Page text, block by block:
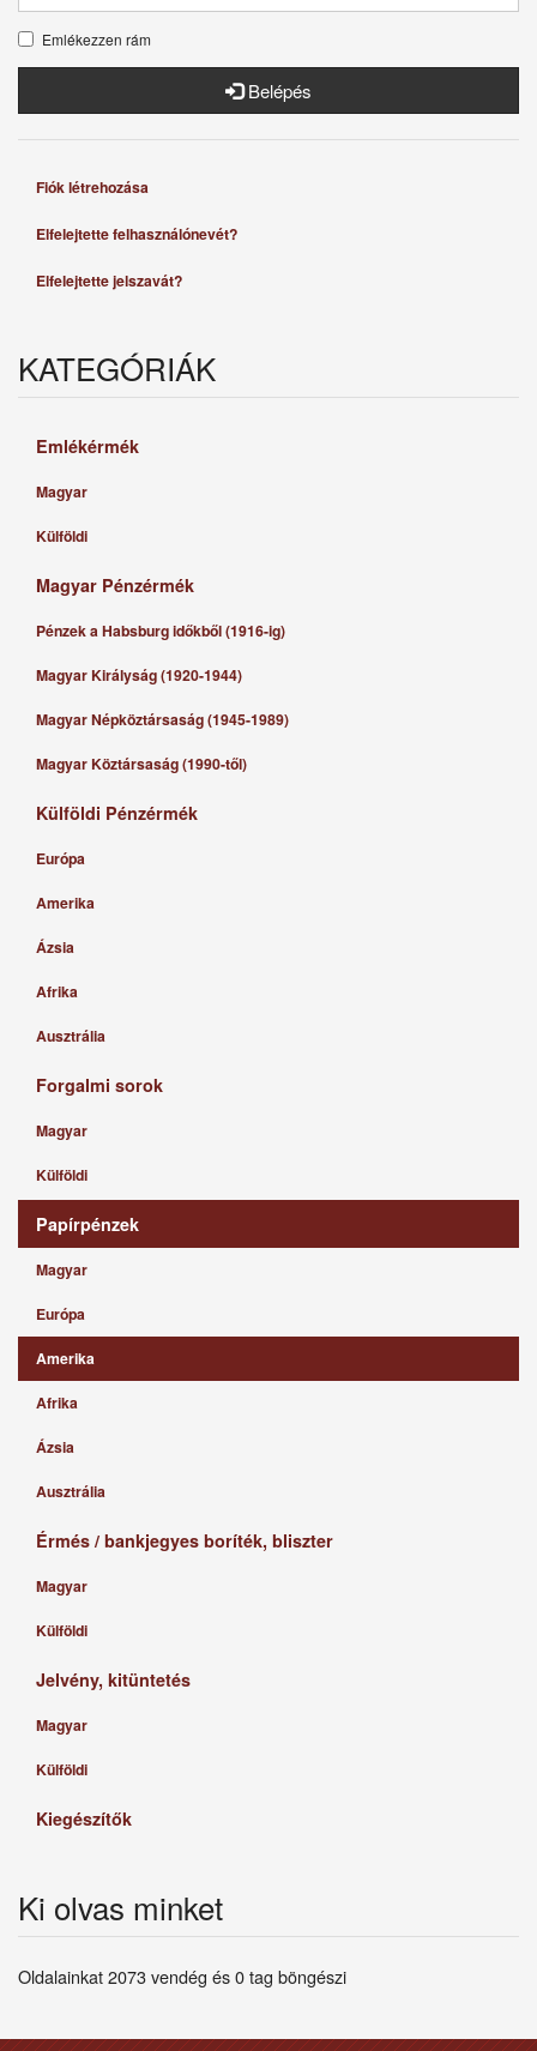
Emlékezzen rám
Belépés
Fiók létrehozása
Elfelejtette felhasználónevét?
Elfelejtette jelszavát?
KATEGÓRIÁK
Emlékérmék
Magyar
Külföldi
Magyar Pénzérmék
Pénzek a Habsburg időkből (1916-ig)
Magyar Királyság (1920-1944)
Magyar Népköztársaság (1945-1989)
Magyar Köztársaság (1990-től)
Külföldi Pénzérmék
Európa
Amerika
Ázsia
Afrika
Ausztrália
Forgalmi sorok
Magyar
Külföldi
Papírpénzek
Magyar
Európa
Amerika
Afrika
Ázsia
Ausztrália
Érmés / bankjegyes boríték, bliszter
Magyar
Külföldi
Jelvény, kitüntetés
Magyar
Külföldi
Kiegészítők
Ki olvas minket
Oldalainkat 2073 vendég és 0 tag böngészi